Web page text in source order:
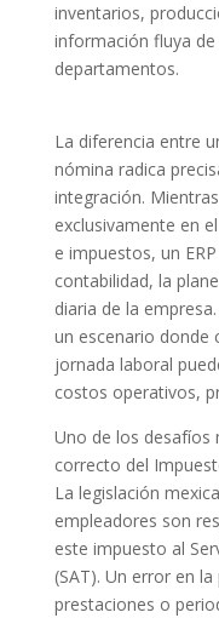
inventarios,
información fluya
departamentos.
La diferencia entre
nómina radica
integración.
exclusivamente en
e impuestos, un
contabilidad, la
diaria de la
un escenario donde
jornada laboral
costos operativos,
Uno de los desafíos
correcto del
La legislación
empleadores son
este impuesto al
(SAT). Un error en
prestaciones o